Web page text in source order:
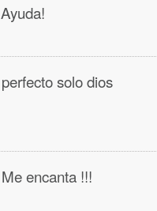
Ayuda!
perfecto solo dios
Me encanta !!!